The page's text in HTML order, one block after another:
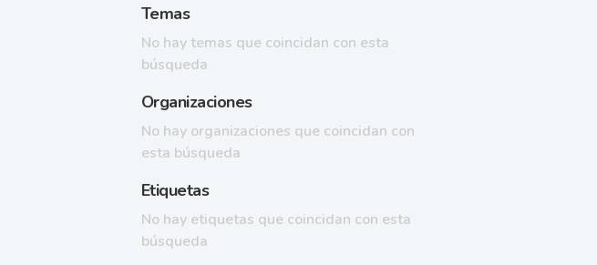
Temas
No hay temas que coincidan con esta
búsqueda
Organizaciones
No hay organizaciones que coincidan con
esta búsqueda
Etiquetas
No hay etiquetas que coincidan con esta
búsqueda